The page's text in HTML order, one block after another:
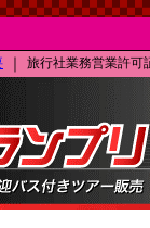
旅行社業務営業許可